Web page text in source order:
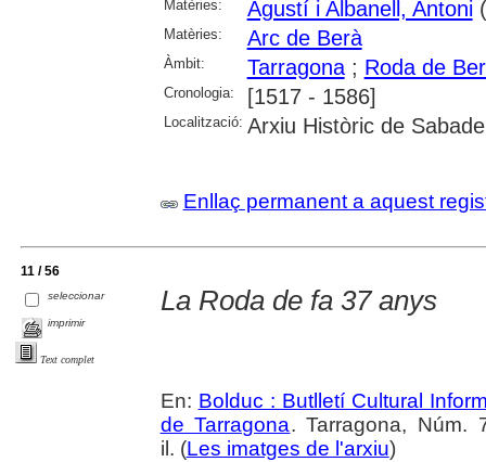
Matèries:
Agustí i Albanell, Antoni
Matèries: Arc de Berà
Àmbit: Tarragona; Roda de
Cronologia: [1517 - 1586]
Localització: Arxiu Històric de
Enllaç permanent a aquest
11 / 56
seleccionar
imprimir
Text complet
La Roda de fa 37 anys
En: Bolduc : Butlletí Cultural
de Tarragona. Tarragona, Núm.
il. (Les imatges de l'arxiu)